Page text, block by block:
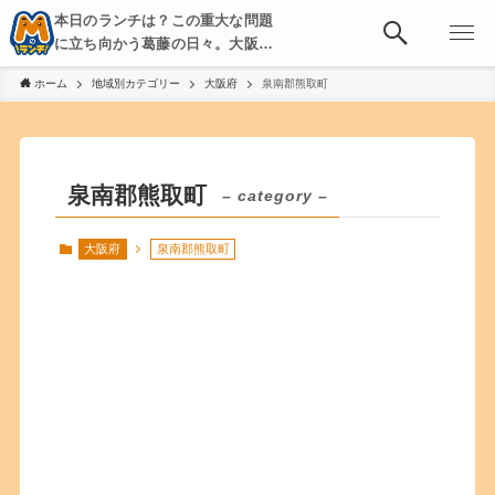
本日のランチは？この重大な問題
に立ち向かう葛藤の日々。大阪・
京都・神戸を中心とした食べ歩
き、飲み歩きを綴る。
ホーム 地域別カテゴリー 大阪府 泉南郡熊取町
泉南郡熊取町 – category –
大阪府 泉南郡熊取町